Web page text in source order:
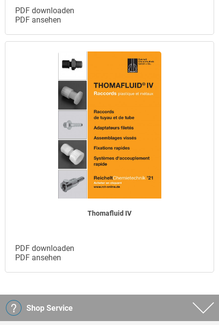
PDF downloaden
PDF ansehen
Thomafluid IV
PDF downloaden
PDF ansehen
Shop Service